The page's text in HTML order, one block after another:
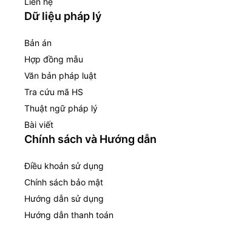
Dữ liệu pháp lý
Bản án
Hợp đồng mẫu
Văn bản pháp luật
Tra cứu mã HS
Thuật ngữ pháp lý
Bài viết
Chính sách và Hướng dẫn
Điều khoản sử dụng
Chính sách bảo mật
Hướng dẫn sử dụng
Hướng dẫn thanh toán